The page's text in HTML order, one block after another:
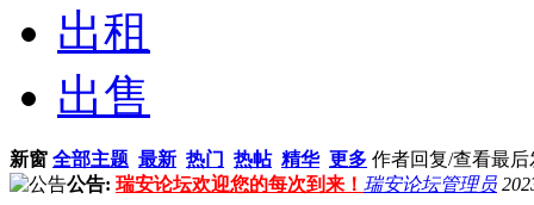
出租
出售
新窗 全部主题 最新 热门 热帖 精华 更多 作者回复/查看最后
公告: 瑞安论坛欢迎您的每次到来！ 瑞安论坛管理员